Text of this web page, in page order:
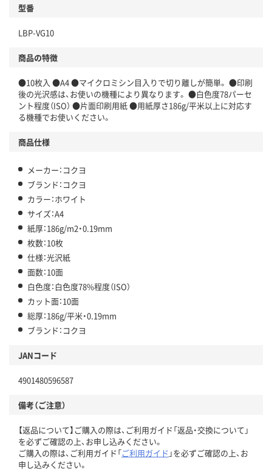
型番
LBP-VG10
商品の特徴
●10枚入 ●A4 ●マイクロミシン目入りで切り離しが簡単。 ●印刷
後の光沢感は、お使いの機種により異なります。 ●白色度78パーセ
ント程度（ISO） ●片面印刷用紙 ●用紙厚さ186g/平米以上に対応す
る機種でお使いください。
商品仕様
メーカー：コクヨ
ブランド：コクヨ
カラー：ホワイト
サイズ：A4
紙厚：186g/m2・0.19mm
枚数：10枚
仕様：光沢紙
面数：10面
白色度：白色度78%程度（ISO）
カット面：10面
総厚：186g/平米・0.19mm
ブランド：コクヨ
JANコード
4901480596587
備考（ご注意）
【返品について】ご購入の際は、ご利用ガイド「返品・交換について」
を必ずご確認の上、お申し込みください。
ご購入の際は、ご利用ガイド「ご利用ガイド 」を必ずご確認の上、お
申し込みください。